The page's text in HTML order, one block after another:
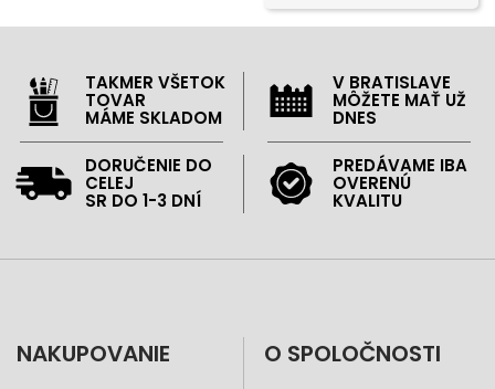
TAKMER VŠETOK
TOVAR
MÁME SKLADOM
V BRATISLAVE
MÔŽETE MAŤ UŽ
DNES
DORUČENIE DO
CELEJ
SR DO 1-3 DNÍ
PREDÁVAME IBA
OVERENÚ
KVALITU
NAKUPOVANIE O SPOLOČNOSTI